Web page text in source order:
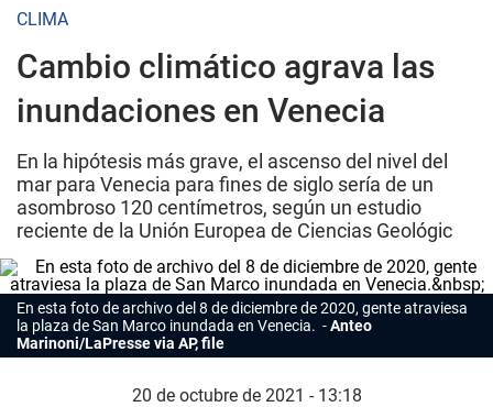
CLIMA
Cambio climático agrava las
inundaciones en Venecia
En la hipótesis más grave, el ascenso del nivel del
mar para Venecia para fines de siglo sería de un
asombroso 120 centímetros, según un estudio
reciente de la Unión Europea de Ciencias Geológic
En esta foto de archivo del 8 de diciembre de 2020, gente atraviesa
la plaza de San Marco inundada en Venecia.
Anteo
Marinoni/LaPresse via AP, file
20 de octubre de 2021 - 13:18